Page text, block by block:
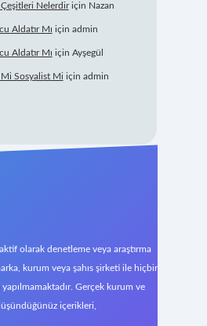
Çeşitleri Nelerdiriçin Nazan
Aldatır Mı için admin
Aldatır Mı için Ayşegül
Sosyalist Mi için admin
olarak denetleme veya araştırma
kurum veya şahıs şirketi ile hiçbir
Gerçek kurum ve
içerikleri,